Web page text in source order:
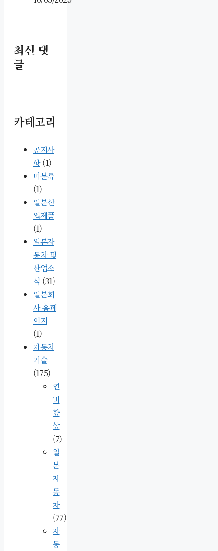
최신 댓
글
카테고리
공지사
항(1)
미분류
(1)
일본산
업제품
(1)
일본자
동차 및
산업소
식 (31)
일본회
사 홈페
이지
(1)
자동차
기술
(175)
연
비
향
상
(7)
일
본
자
동
차
(77)
자
동